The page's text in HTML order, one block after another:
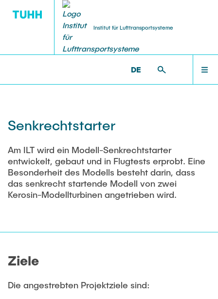
Institut für Lufttransportsysteme
DE
Neuigkeiten
Kooperationen
FORSCHUNG
FORSCHUNG
Promotion
Dissertationen
LEHRE
Studentische Arbeiten
Lehrkörper
STELLENANGEBOTE
Studentische Arbeiten
HiWi-Stellen
Senkrechtstarter
Am ILT wird ein Modell-Senkrechtstarter
entwickelt, gebaut und in Flugtests erprobt. Eine
Besonderheit des Modells besteht darin, dass
das senkrecht startende Modell von zwei
Kerosin-Modellturbinen angetrieben wird.
Ziele
Die angestrebten Projektziele sind: